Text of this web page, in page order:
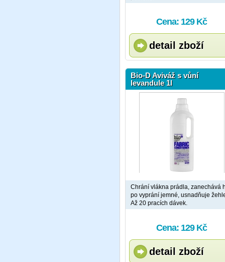
Cena: 129 Kč
detail zboží
Bio-D Aviváž s vůní
levandule 1l
Chrání vlákna prádla, zanechává
po vyprání jemné, usnadňuje
Až 20 pracích dávek.
Cena: 129 Kč
detail zboží